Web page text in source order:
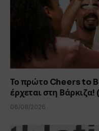
Το πρώτο Cheers to
έρχεται στη
06/08/2026